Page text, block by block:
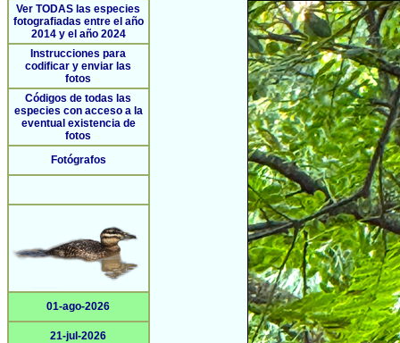
Ver TODAS las especies
fotografiadas entre el año
2014 y el año 2024
Instrucciones para
codificar y enviar las
fotos
Códigos de todas las
especies con acceso a la
eventual existencia de
fotos
Fotógrafos
01-ago-2026
21-jul-2026